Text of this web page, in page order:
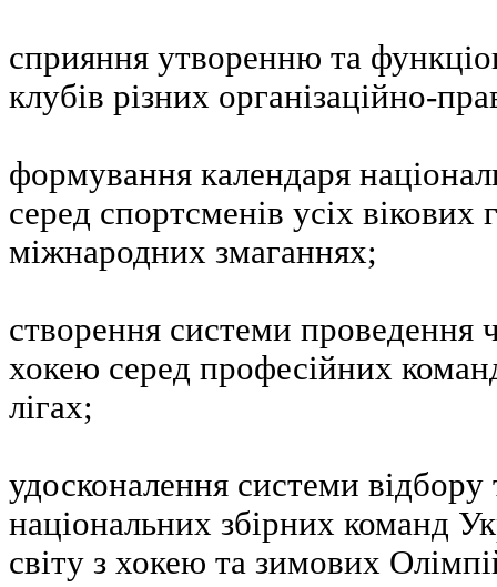
сприяння утворенню та
клубів різних організаційно-
формування календаря
серед спортсменів усіх вікових
міжнародних змаганнях;
створення системи проведення
хокею серед професійних
лігах;
удосконалення системи відбору
національних збірних команд
світу з хокею та зимових